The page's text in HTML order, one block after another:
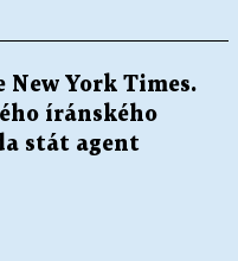
New York Times.
íránského
stát agent